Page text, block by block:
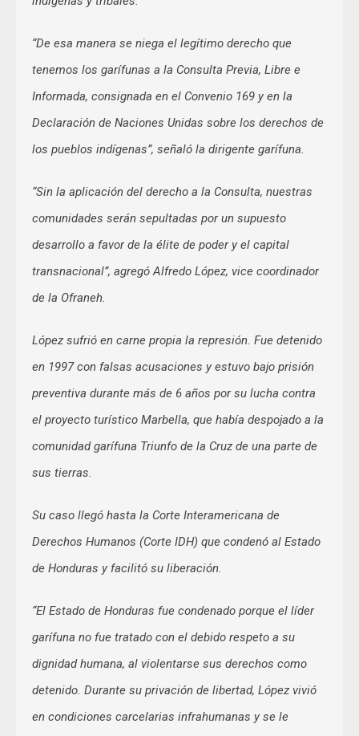
“De esa manera se niega el legítimo derecho que
tenemos los garífunas a la Consulta Previa, Libre e
Informada, consignada en el Convenio 169 y en la
Declaración de Naciones Unidas sobre los derechos de
los pueblos indígenas”, señaló la dirigente garífuna.
“Sin la aplicación del derecho a la Consulta, nuestras
comunidades serán sepultadas por un supuesto
desarrollo a favor de la élite de poder y el capital
transnacional”, agregó Alfredo López, vice coordinador
de la Ofraneh.
López sufrió en carne propia la represión. Fue detenido
en 1997 con falsas acusaciones y estuvo bajo prisión
preventiva durante más de 6 años por su lucha contra
el proyecto turístico Marbella, que había despojado a la
comunidad garífuna Triunfo de la Cruz de una parte de
sus tierras.
Su caso llegó hasta la Corte Interamericana de
Derechos Humanos (Corte IDH) que condenó al Estado
de Honduras y facilitó su liberación.
“El Estado de Honduras fue condenado porque el líder
garífuna no fue tratado con el debido respeto a su
dignidad humana, al violentarse sus derechos como
detenido. Durante su privación de libertad, López vivió
en condiciones carcelarias infrahumanas y se le